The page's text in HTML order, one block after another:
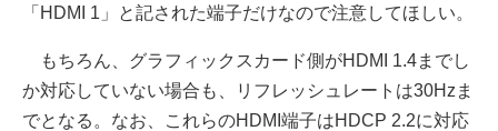
「HDMI 1」と記された端子だけなので注意してほしい。
もちろん、グラフィックスカード側がHDMI 1.4までし
か対応していない場合も、リフレッシュレートは30Hzま
でとなる。なお、これらのHDMI端子はHDCP 2.2に対応